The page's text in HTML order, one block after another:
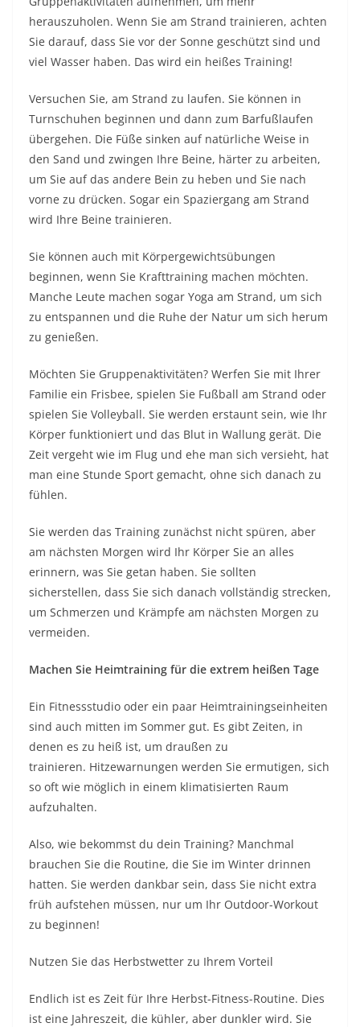
herauszuholen. Wenn Sie am Strand trainieren, achten
Sie darauf, dass Sie vor der Sonne geschützt sind und
viel Wasser haben. Das wird ein heißes Training!
Versuchen Sie, am Strand zu laufen. Sie können in
Turnschuhen beginnen und dann zum Barfußlaufen
übergehen. Die Füße sinken auf natürliche Weise in
den Sand und zwingen Ihre Beine, härter zu arbeiten,
um Sie auf das andere Bein zu heben und Sie nach
vorne zu drücken. Sogar ein Spaziergang am Strand
wird Ihre Beine trainieren.
Sie können auch mit Körpergewichtsübungen
beginnen, wenn Sie Krafttraining machen möchten.
Manche Leute machen sogar Yoga am Strand, um sich
zu entspannen und die Ruhe der Natur um sich herum
zu genießen.
Möchten Sie Gruppenaktivitäten? Werfen Sie mit Ihrer
Familie ein Frisbee, spielen Sie Fußball am Strand oder
spielen Sie Volleyball. Sie werden erstaunt sein, wie Ihr
Körper funktioniert und das Blut in Wallung gerät. Die
Zeit vergeht wie im Flug und ehe man sich versieht, hat
man eine Stunde Sport gemacht, ohne sich danach zu
fühlen.
Sie werden das Training zunächst nicht spüren, aber
am nächsten Morgen wird Ihr Körper Sie an alles
erinnern, was Sie getan haben. Sie sollten
sicherstellen, dass Sie sich danach vollständig strecken,
um Schmerzen und Krämpfe am nächsten Morgen zu
vermeiden.
Machen Sie Heimtraining für die extrem heißen Tage
Ein Fitnessstudio oder ein paar Heimtrainingseinheiten
sind auch mitten im Sommer gut. Es gibt Zeiten, in
denen es zu heiß ist, um draußen zu
trainieren. Hitzewarnungen werden Sie ermutigen, sich
so oft wie möglich in einem klimatisierten Raum
aufzuhalten.
Also, wie bekommst du dein Training? Manchmal
brauchen Sie die Routine, die Sie im Winter drinnen
hatten. Sie werden dankbar sein, dass Sie nicht extra
früh aufstehen müssen, nur um Ihr Outdoor-Workout
zu beginnen!
Nutzen Sie das Herbstwetter zu Ihrem Vorteil
Endlich ist es Zeit für Ihre Herbst-Fitness-Routine. Dies
ist eine Jahreszeit, die kühler, aber dunkler wird. Sie